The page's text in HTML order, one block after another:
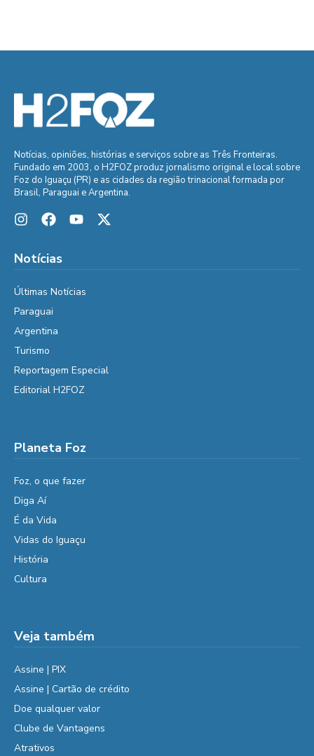
Notícias, opiniões, histórias e serviços sobre as Três Fronteiras.
Fundado em 2003, o H2FOZ produz jornalismo original e local sobre
Foz do Iguaçu (PR) e as cidades da região trinacional formada por
Brasil, Paraguai e Argentina.
Notícias
Últimas Notícias
Paraguai
Argentina
Turismo
Reportagem Especial
Editorial H2FOZ
Planeta Foz
Foz, o que fazer
Diga Aí
É da Vida
Vidas do Iguaçu
História
Cultura
Veja também
Assine | PIX
Assine | Cartão de crédito
Doe qualquer valor
Clube de Vantagens
Atrativos